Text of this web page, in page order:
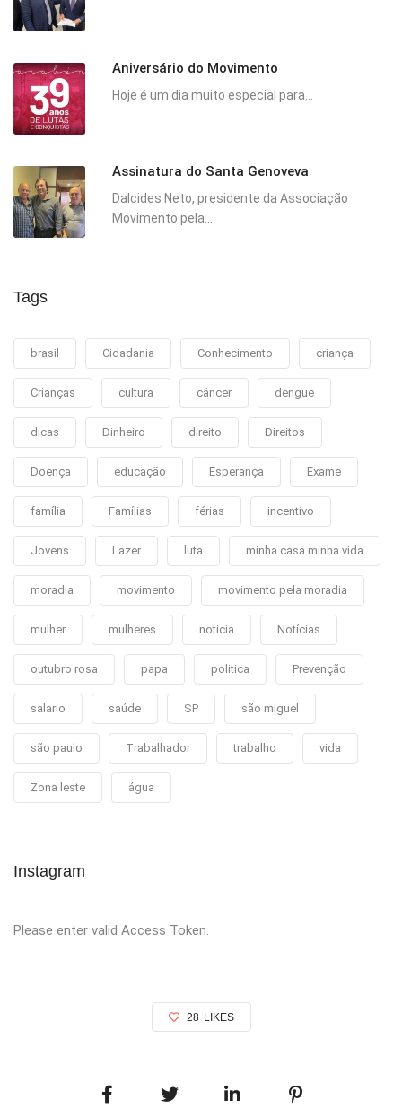
Aniversário do Movimento
Hoje é um dia muito especial para...
Assinatura do Santa Genoveva
Dalcides Neto, presidente da Associação
Movimento pela...
Tags
brasil Cidadania Conhecimento criança
Crianças cultura câncer dengue
dicas Dinheiro direito Direitos
Doença educação Esperança Exame
família Famílias férias incentivo
Jovens Lazer luta minha casa minha vida
moradia movimento movimento pela moradia
mulher mulheres noticia Notícias
outubro rosa papa politica Prevenção
salario saúde SP são miguel
são paulo Trabalhador trabalho vida
Zona leste água
Instagram
Please enter valid Access Token.
28 LIKES